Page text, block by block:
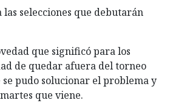
selecciones que debutarán
que significó para los
de quedar afuera del torneo
pudo solucionar el problema y
que viene.